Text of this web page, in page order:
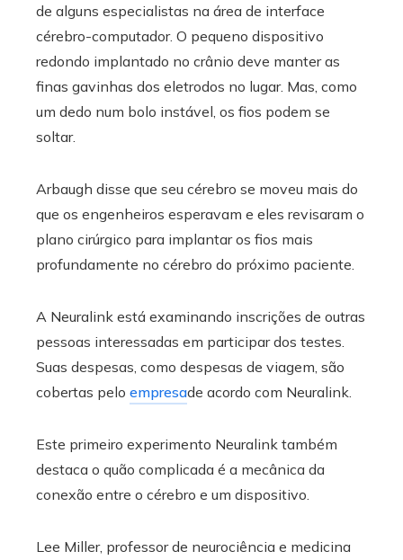
de alguns especialistas na área de interface
cérebro-computador. O pequeno dispositivo
redondo implantado no crânio deve manter as
finas gavinhas dos eletrodos no lugar. Mas, como
um dedo num bolo instável, os fios podem se
soltar.
Arbaugh disse que seu cérebro se moveu mais do
que os engenheiros esperavam e eles revisaram o
plano cirúrgico para implantar os fios mais
profundamente no cérebro do próximo paciente.
A Neuralink está examinando inscrições de outras
pessoas interessadas em participar dos testes.
Suas despesas, como despesas de viagem, são
cobertas pelo empresade acordo com Neuralink.
Este primeiro experimento Neuralink também
destaca o quão complicada é a mecânica da
conexão entre o cérebro e um dispositivo.
Lee Miller, professor de neurociência e medicina